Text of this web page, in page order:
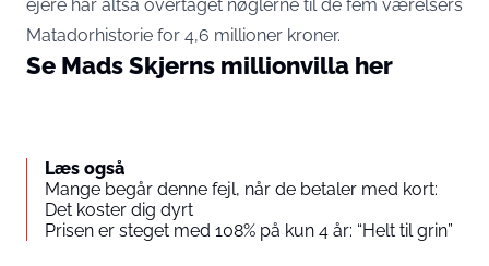
ejere har altså overtaget nøglerne til de fem værelsers
Matadorhistorie for 4,6 millioner kroner.
Se Mads Skjerns millionvilla her
Læs også
Mange begår denne fejl, når de betaler med kort:
Det koster dig dyrt
Prisen er steget med 108% på kun 4 år: “Helt til grin”